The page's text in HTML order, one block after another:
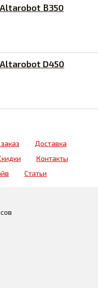
B350
D450
Доставка
Контакты
Статьи